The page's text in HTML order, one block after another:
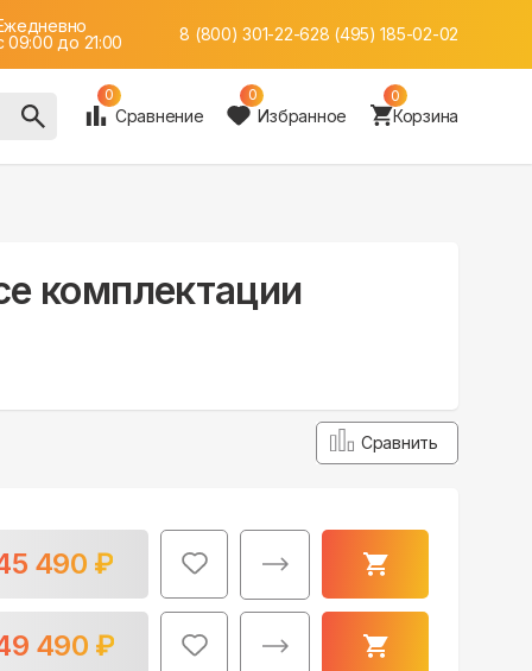
09:00 до 21:00
8 (800) 301-22-628 (495) 185-02-02
0
Сравнение
0
Избранное
0
Корзина
комплектации
Сравнить
490 ₽
490 ₽